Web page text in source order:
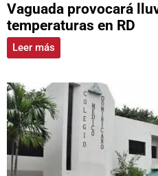
Vaguada provocará
temperaturas en RD
Leer más